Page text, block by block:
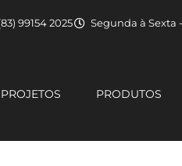
99154 2025 Segunda à Sexta
PROJETOS PRODUTOS